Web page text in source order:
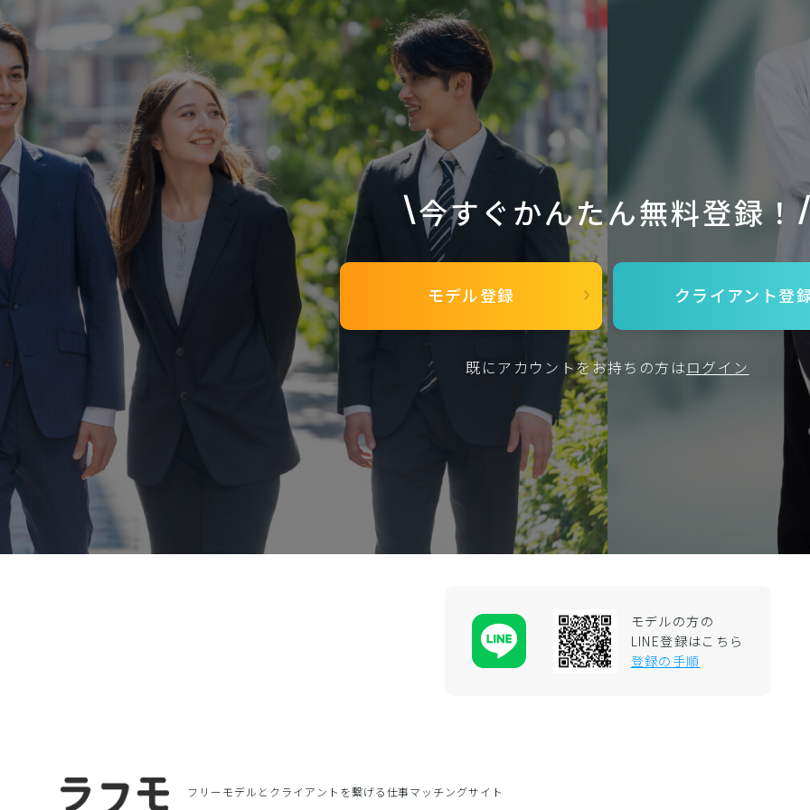
今すぐかんたん無料登録！
モデル登録 クライアント登
既にアカウントをお持ちの方はログイン
モデルの方の
LINE登録はこちら
登録の手順
フリーモデルとクライアントを繋げる仕事マッチングサイト